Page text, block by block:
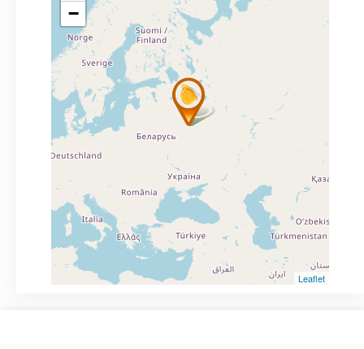
−
Leaflet